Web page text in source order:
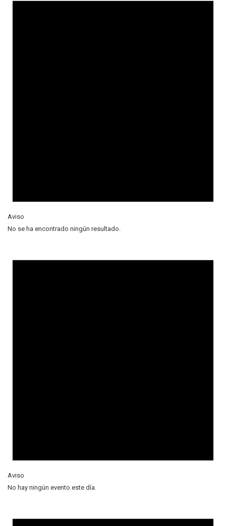
Aviso
No se ha encontrado ningún resultado.
Aviso
No hay ningún evento este día.